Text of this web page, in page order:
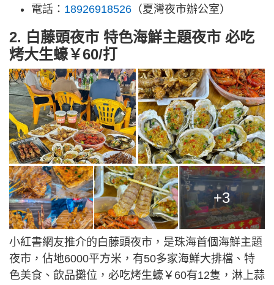
電話： 18926918526 （夏灣夜市辦公室）
2. 白藤頭夜市 特色海鮮主題夜市 必吃
烤大生蠔￥60/打
+3
小紅書網友推介的白藤頭夜市，是珠海首個海鮮主題
夜市，佔地6000平方米，有50多家海鮮大排檔、特
色美食、飲品攤位，必吃烤生蠔￥60有12隻，淋上蒜